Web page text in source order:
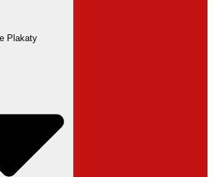
Plakaty